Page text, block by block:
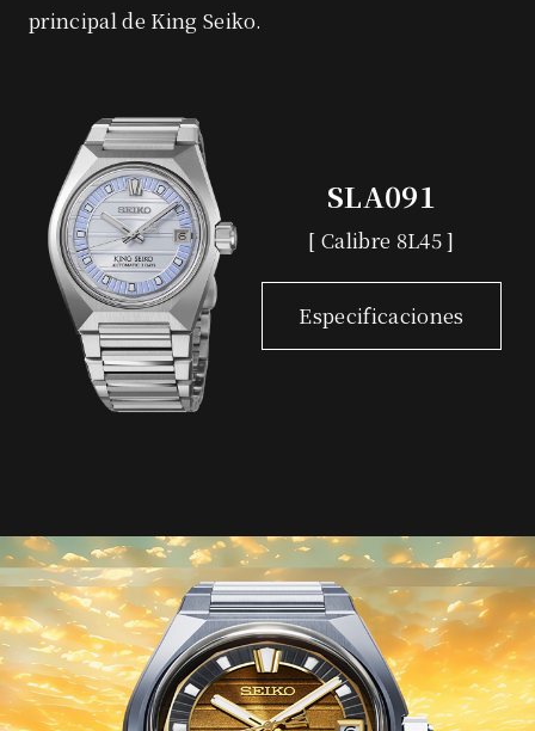
principal de King Seiko.
SLA091
[ Calibre 8L45 ]
Especificaciones